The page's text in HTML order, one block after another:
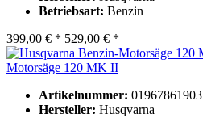
Betriebsart: Benzin
399,00 € * 529,00 € *
Motorsäge 120 MK II
Artikelnummer: 01967861903
Hersteller: Husqvarna